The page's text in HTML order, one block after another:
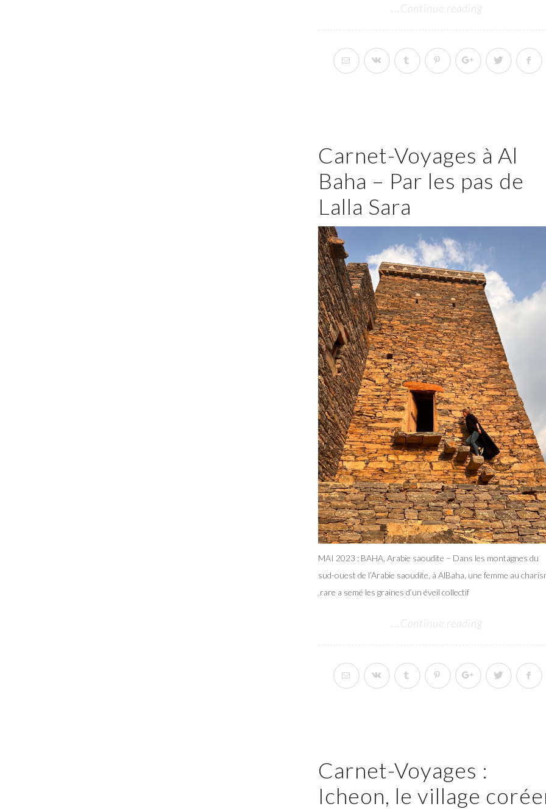
Continue reading...
Carnet-Voyages à Al
Baha – Par les pas de
Lalla Sara
MAI 2023 : BAHA, Arabie saoudite – Dans les montagnes du
sud-ouest de l’Arabie saoudite, à AlBaha, une femme au
rare a semé les graines d’un éveil collectif.
Continue reading...
Carnet-Voyages :
Icheon, le village